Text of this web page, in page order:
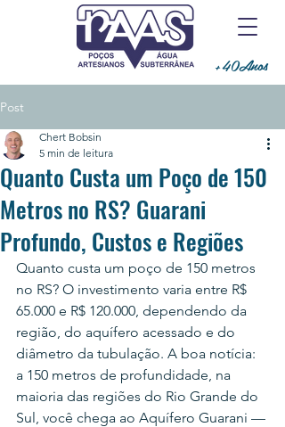
+40Anos
Post
Quanto Custa um Poço de 150
Metros no RS? Guarani
Profundo, Custos e Regiões
Chert Bobsin
5 min de leitura
Quanto custa um poço de 150 metros
no RS? O investimento varia entre R$
65.000 e R$ 120.000, dependendo da
região, do aquífero acessado e do
diâmetro da tubulação. A boa notícia:
a 150 metros de profundidade, na
maioria das regiões do Rio Grande do
Sul, você chega ao Aquífero Guarani —